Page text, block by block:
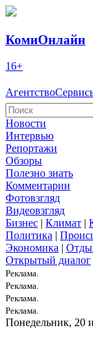
КомиОнлайн
16+
Агентство
Новости
Интервью
Репортажи
Обзоры
Полезно знать
Комментарии
Фотовзгляд
Видеовзгляд
Бизнес | Климат |
Политика |
Экономика |
Открытый диалог
Реклама.
Реклама.
Реклама.
Реклама.
Понедельник, 20